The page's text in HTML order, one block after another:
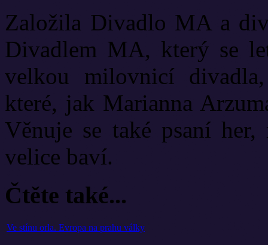
Založila Divadlo MA a
Divadlem MA, který se
velkou milovnicí
které, jak Marianna
Věnuje se také psaní
velice baví.
Čtěte také...
Ve stínu orla. Evropa na prahu války